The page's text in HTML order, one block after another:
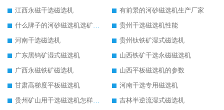
江西永磁干选磁选机
有前景的河砂磁选机生产厂家
什么牌子的河砂磁选机选矿效果好
贵州干选磁选机性能
河南干选磁选机
贵州钛铁矿湿式磁选机
广东黑钨矿湿式磁选机
山西铁矿干选永磁磁选机
广西永磁铁矿磁选机
山西平板磁选机的参数
甘肃高梯度平板磁选机
河南干选专用磁选机
贵州矿山用干选磁选机怎样调磁
吉林半逆流湿式磁选机